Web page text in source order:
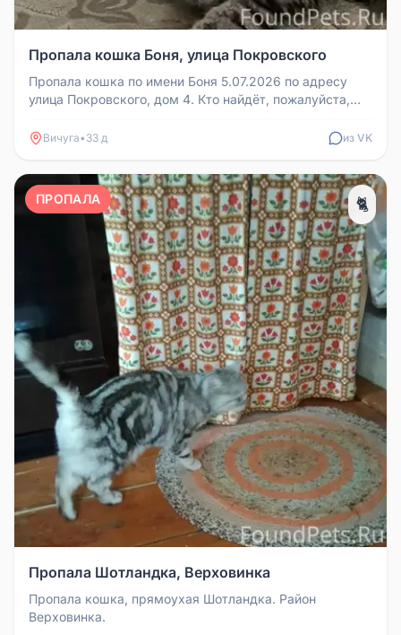
Пропала кошка Боня, улица Покровского
Пропала кошка по имени Боня 5.07.2026 по адресу
улица Покровского, дом 4. Кто найдёт, пожалуйста,
Вичуга• 33 д из VK
ПРОПАЛА 🐈
Пропала Шотландка, Верховинка
Пропала кошка, прямоухая Шотландка. Район
Верховинка.